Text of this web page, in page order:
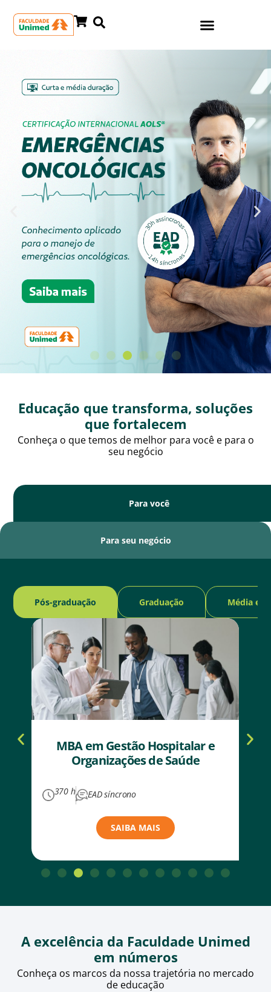
Educação que transforma, soluções
que fortalecem
Conheça o que temos de melhor para você e para o
seu negócio
Para você
Para seu negócio
Pós-graduação Graduação Média e
MBA em Gestão Hospitalar e
Organizações de Saúde
370 h EAD síncrono
SAIBA MAIS
A excelência da Faculdade Unimed
em números
Conheça os marcos da nossa trajetória no mercado
de educação